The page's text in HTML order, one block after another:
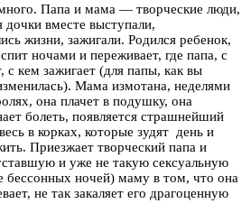
Папа и мама — творческие люди,
вместе выступали,
жизни, зажигали. Родился ребенок,
ночами и переживает, где папа, с
с кем зажигает (для папы, как вы
Мама измотана, неделями
она плачет в подушку, она
болеть, появляется страшнейший
в корках, которые зудят день и
Приезжает творческий папа и
и уже не такую сексуальную
бессонных ночей) маму в том, что она
не так закаляет его драгоценную